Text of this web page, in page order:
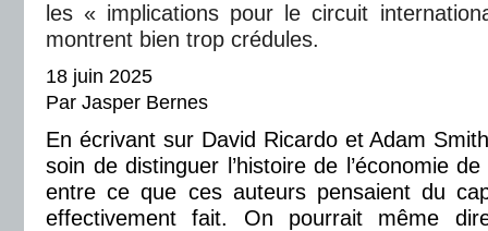
les « implications pour le circuit
montrent bien trop crédules.
18 juin 2025
Par Jasper Bernes
En écrivant sur David Ricardo et Adam
soin de distinguer l’histoire de l’économie
entre ce que ces auteurs pensaient du
effectivement fait. On pourrait même